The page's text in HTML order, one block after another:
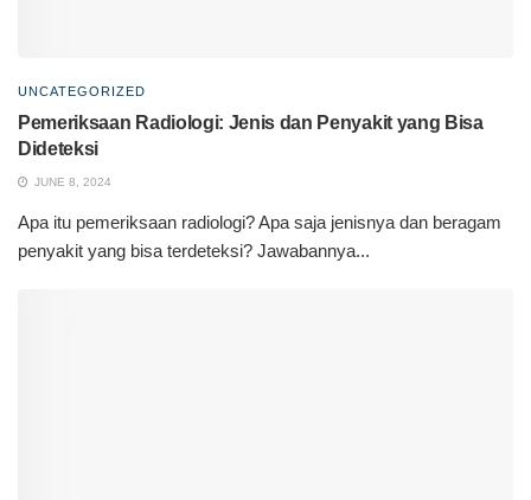
UNCATEGORIZED
Pemeriksaan Radiologi: Jenis dan Penyakit yang Bisa
Dideteksi
JUNE 8, 2024
Apa itu pemeriksaan radiologi? Apa saja jenisnya dan beragam
penyakit yang bisa terdeteksi? Jawabannya...